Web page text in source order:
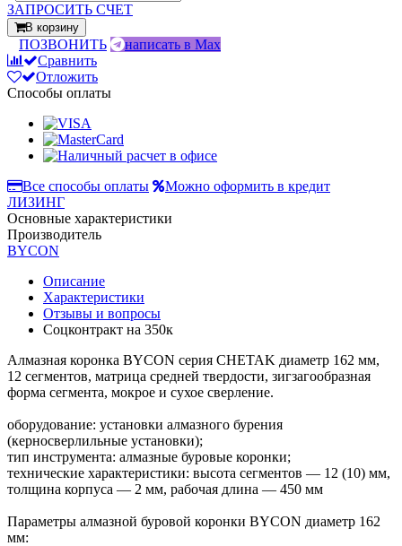
ЗАПРОСИТЬ СЧЕТ
В корзину
ПОЗВОНИТЬ
написать в Max
Сравнить
Отложить
Способы оплаты
Все способы оплаты
Можно оформить в кредит
ЛИЗИНГ
Основные характеристики
Производитель
BYCON
Описание
Характеристики
Отзывы и вопросы
Соцконтракт на 350к
Алмазная коронка BYCON серия CHETAK диаметр 162 мм,
12 сегментов, матрица средней твердости, зигзагообразная
форма сегмента, мокрое и сухое сверление.
оборудование: установки алмазного бурения
(керносверлильные установки);
тип инструмента: алмазные буровые коронки;
технические характеристики: высота сегментов — 12 (10) мм,
толщина корпуса — 2 мм, рабочая длина — 450 мм
Параметры алмазной буровой коронки BYCON диаметр 162
мм: